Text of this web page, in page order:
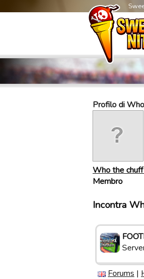
Profilo di
Who the
Membro
Incontra
Forums |